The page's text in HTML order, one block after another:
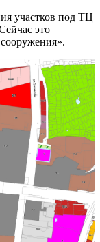
участков под ТЦ
это